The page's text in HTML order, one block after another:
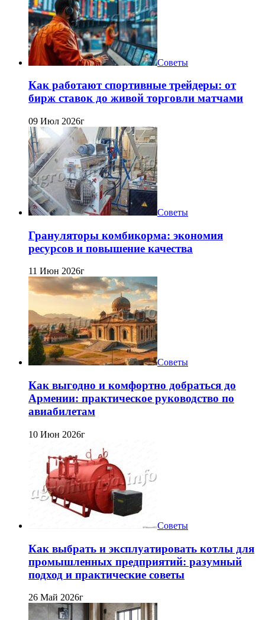
Советы
Как работают спортивные трейдеры: от
бирж ставок до живой торговли матчами
09 Июл 2026г
Советы
Грануляторы комбикорма: экономия
ресурсов и повышение качества
11 Июн 2026г
Советы
Как выгодно и комфортно добраться до
Армении: практическое руководство по
авиабилетам
10 Июн 2026г
Советы
Как выбрать и эксплуатировать котлы для
промышленных предприятий: разумный
подход и практические советы
26 Май 2026г